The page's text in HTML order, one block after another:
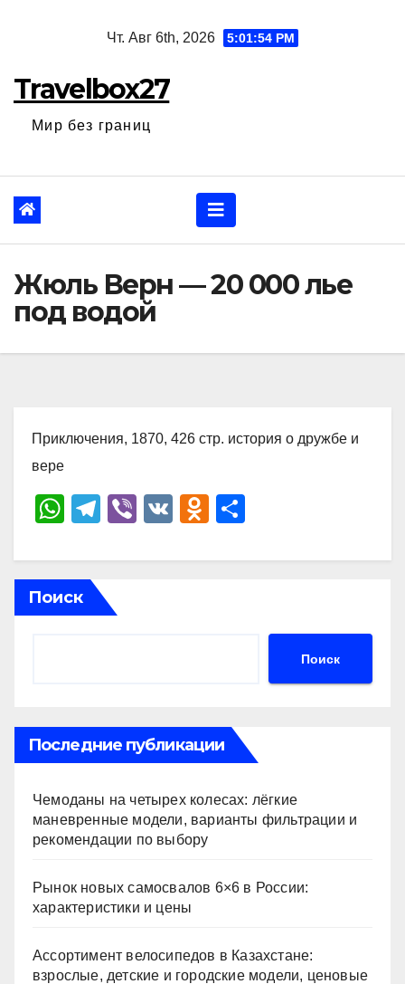
Чт. Авг 6th, 2026 5:01:54 PM
Travelbox27
Мир без границ
Жюль Верн — 20 000 лье
под водой
Приключения, 1870, 426 стр. история о дружбе и
вере
W
at
s
A
T
e
gr
a
Vi
er
V
O
n
ki
р
ть
Поиск
Поиск
Последние публикации
Чемоданы на четырех колесах: лёгкие
маневренные модели, варианты фильтрации и
рекомендации по выбору
Рынок новых самосвалов 6×6 в России:
характеристики и цены
Ассортимент велосипедов в Казахстане:
взрослые, детские и городские модели, ценовые